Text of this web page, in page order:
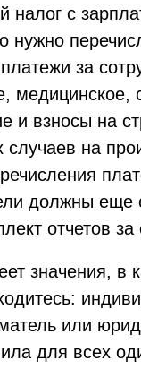
налог с
нужно
за
медицинское,
и взносы на
случаев на
должны еще
отчетов за
значения, в
или
для всех